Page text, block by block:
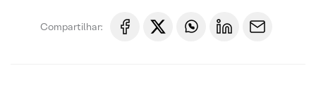
Compartilhar: